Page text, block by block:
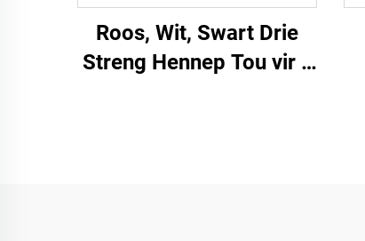
Roos, Wit, Swart Drie
Streng Hennep Tou vir a